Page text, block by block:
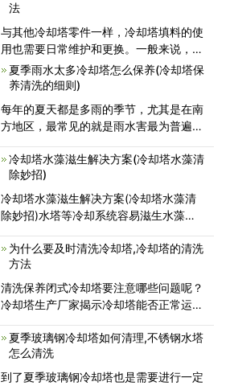
法
与其他冷却塔零件一样，冷却塔填料的使
用也需要日常维护和更换。一般来说，在
冷却塔正常使用5-8年后，需要更换填
料。如果没有正常维护，必须在2-3年内
老化等情况，以保证冷却塔的效率达到
夏季雨水太多冷却塔怎么保养(冷却塔保
养清洗的细则)
每年的夏天都是多雨的季节，尤其是在南
方地区，最常见的就是雨水害最为普遍。
用冷却塔，则雨水会进入冷却塔的喷淋循
环水中。雨水进入冷却塔循环水时，雨水
会吸附空气中的硫和碳离子，水
冷却塔水藻滋生解决方案(冷却塔水藻清
除妙招)
冷却塔水藻滋生解决方案(冷却塔水藻清
除妙招)水塔等冷却系统容易滋生水藻、
不畅，引发堵塞，水藻死亡后分解产生有
毒物质，引起水质发黑发臭，危害人体健
康等风险。水塔水藻杀灭解决方案如
为什么要及时清洗冷却塔,冷却塔的清洗
方法
清洗保养闭式冷却塔要注意哪些问题呢？
冷却塔生产厂家揭示冷却塔能否正常运作
塔用的时间久了，暴露在外边的各个部位
容易结垢，特别是内部和布水管装置的定
期清洗尤为重要，不能忽视，免得因
夏季玻璃钢冷却塔如何清理,不锈钢水塔
怎么清洗
到了夏季玻璃钢冷却塔也是需要进行一定